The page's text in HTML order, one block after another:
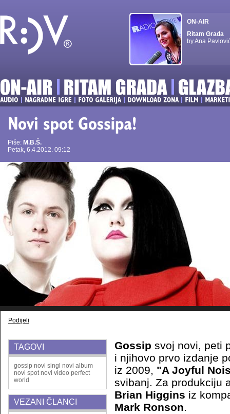
ON-AIR
Ritam Grada
by Ana
Piše: M.B.Š.
Petak, 6.4.2012. 09:12
Podijeli
TAGOVI
gossip novi singl novi album
novi spot novi video perfect
world
VEZANI ČLANCI
Gossip svoj novi, peti
i njihovo prvo izdanje
iz 2009, "A Joyful
svibanj. Za produkciju
Brian Higgins iz
Mark Ronson.